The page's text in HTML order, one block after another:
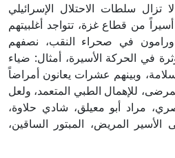
تزال سلطات الاحتلال الإسرائيلي
تحتجز في سجونها نحو 192 أسيراً من قطاع غزة، تتواجد أغلبيتهم
في صحراء النقب، نصفهم
في الحركة الأسيرة، أمثال: ضياء
وبينهم عشرات يعانون أمراضاً
للإهمال الطبي المتعمد، ولعل
مراد أبو معيلق، شادي حلاوة،
الأسير المريض، المبتور الساقين،